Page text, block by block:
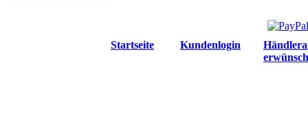
Startseite Kundenlogin